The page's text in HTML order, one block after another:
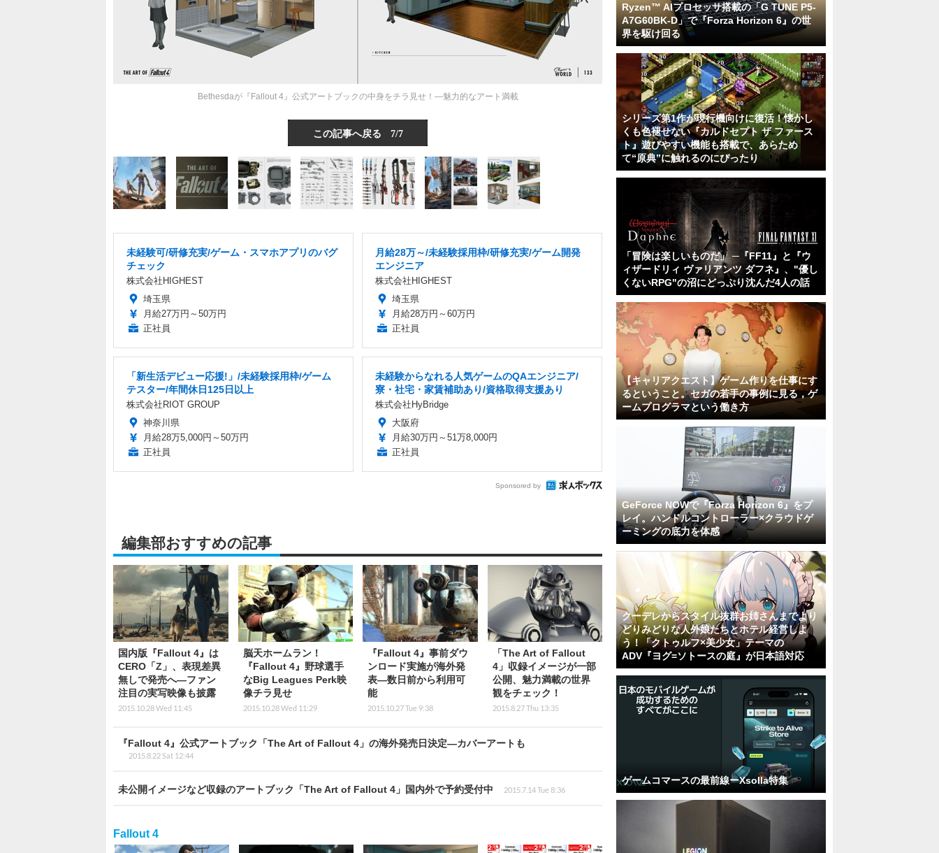
Bethesdaが『Fallout 4』公式アートブックの中身をチラ見せ！―魅力的なアート満載
この記事へ戻る 7/7
未経験可/研修充実/ゲーム・スマホアプリのバグ
チェック
株式会社HIGHEST
埼玉県
月給27万円～50万円
正社員
月給28万～/未経験採用枠/研修充実/ゲーム開発
エンジニア
株式会社HIGHEST
埼玉県
月給28万円～60万円
正社員
「新生活デビュー応援!」/未経験採用枠/ゲーム
テスター/年間休日125日以上
株式会社RIOT GROUP
神奈川県
月給28万5,000円～50万円
正社員
未経験からなれる人気ゲームのQAエンジニア/
寮・社宅・家賃補助あり/資格取得支援あり
株式会社HyBridge
大阪府
月給30万円～51万8,000円
正社員
Sponsored by
編集部おすすめの記事
国内版『Fallout 4』は
CERO「Z」、表現差異
無しで発売へ―ファン
注目の実写映像も披露
2015.10.28 Wed 11:45
脳天ホームラン！
『Fallout 4』野球選手
なBig Leagues Perk映
像チラ見せ
2015.10.28 Wed 11:29
『Fallout 4』事前ダウ
ンロード実施が海外発
表―数日前から利用可
能
2015.10.27 Tue 9:38
「The Art of Fallout
4」収録イメージが一部
公開、魅力満載の世界
観をチェック！
2015.8.27 Thu 13:35
『Fallout 4』公式アートブック「The Art of Fallout 4」の海外発売日決定―カバーアートも
2015.8.22 Sat 12:44
未公開イメージなど収録のアートブック「The Art of Fallout 4」国内外で予約受付中 2015.7.14 Tue 8:36
Fallout 4
Ryzen™ AIプロセッサ搭載の「G TUNE P5-
A7G60BK-D」で『Forza Horizon 6』の世
界を駆け回る
シリーズ第1作が現行機向けに復活！懐かし
くも色褪せない『カルドセプト ザ ファース
ト』遊びやすい機能も搭載で、あらため
て“原典”に触れるのにぴったり
「冒険は楽しいものだ」 ─『FF11』と『ウ
ィザードリィ ヴァリアンツ ダフネ』、"優し
くないRPG"の沼にどっぷり沈んだ4人の話
【キャリアクエスト】ゲーム作りを仕事にす
るということ。セガの若手の事例に見る，ゲ
ームプログラマという働き方
GeForce NOWで『Forza Horizon 6』をプ
レイ。ハンドルコントローラー×クラウドゲ
ーミングの底力を体感
クーデレからスタイル抜群お姉さんまでより
どりみどりな人外娘たちとホテル経営しよ
う！「クトゥルフ×美少女」テーマの
ADV『ヨグ=ソトースの庭』が日本語対応
ゲームコマースの最前線ーXsolla特集